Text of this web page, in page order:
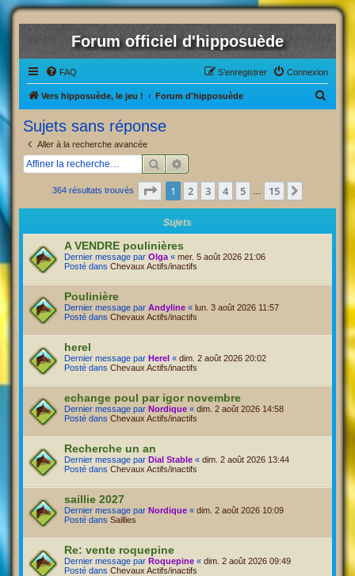
Forum officiel d'hipposuède
FAQ Connexion
S’enregistrer
Vers hipposuède, le jeu ! Forum d'hipposuède
c
Sujets sans réponse
Aller à la recherche avancée
Rechercher
364 résultats trouvés Page 1sur15
1 2 3 4 5 15
Sujets
A VENDRE poulinières
Dernier message par Olga « mer. 5 août 2026 21:06
Posté dans Chevaux Actifs/inactifs
Poulinière
Dernier message par Andyline « lun. 3 août 2026 11:57
Posté dans Chevaux Actifs/inactifs
herel
Dernier message par Herel « dim. 2 août 2026 20:02
Posté dans Chevaux Actifs/inactifs
echange poul par igor novembre
Dernier message par Nordique « dim. 2 août 2026 14:58
Posté dans Chevaux Actifs/inactifs
Recherche un an
Dernier message par Dial Stable « dim. 2 août 2026 13:44
Posté dans Chevaux Actifs/inactifs
saillie 2027
Dernier message par Nordique « dim. 2 août 2026 10:09
Posté dans Saillies
Re: vente roquepine
Dernier message par Roquepine « dim. 2 août 2026 09:49
Posté dans Chevaux Actifs/inactifs